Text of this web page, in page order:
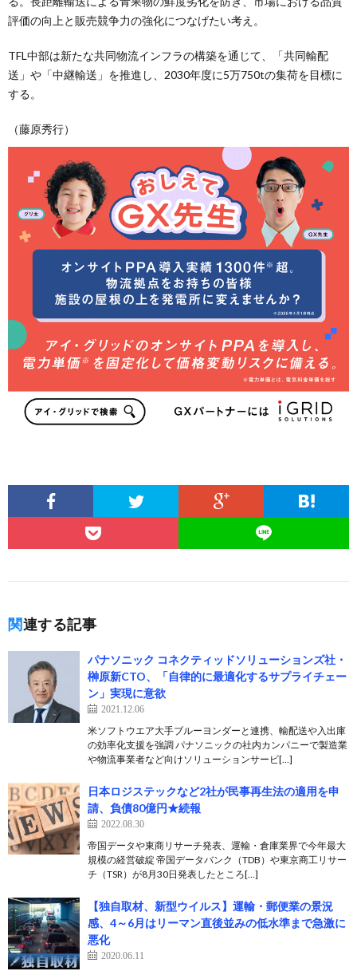
評価の向上と販売競争力の強化につなげたい考え。
TFL中部は新たな共同物流インフラの構築を通じて、「共同輸配
送」や「中継輸送」を推進し、2030年度に5万750tの集荷を目標に
する。
（藤原秀行）
関連する記事
パナソニック コネクティッドソリューションズ社・
榊原新CTO、「自律的に最適化するサプライチェー
ン」実現に意欲
2021.12.06
米ソフトウエア大手ブルーヨンダーと連携、輸配送や入出庫
の効率化支援を強調 パナソニックの社内カンパニーで製造業
や物流事業者など向けソリューションサービ[…]
日本ロジステックなど2社が民事再生法の適用を申
請、負債80億円★続報
2022.08.30
帝国データや東商リサーチ発表、運輸・倉庫業界で今年最大
規模の経営破綻 帝国データバンク（TDB）や東京商工リサー
チ（TSR）が8月30日発表したところ[…]
【独自取材、新型ウイルス】運輸・郵便業の景況
感、4～6月はリーマン直後並みの低水準まで急激に
悪化
2020.06.11